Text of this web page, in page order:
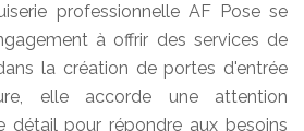
professionnelle AF Pose se
à offrir des services de
la création de portes d'entrée
elle accorde une attention
détail pour répondre aux besoins